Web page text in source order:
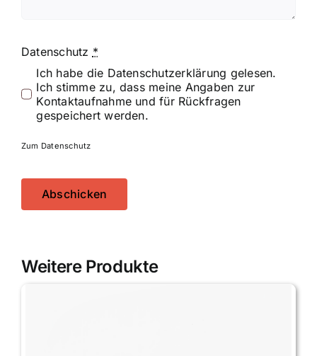
Datenschutz *
Ich habe die Datenschutzerklärung gelesen.
Ich stimme zu, dass meine Angaben zur
Kontaktaufnahme und für Rückfragen
gespeichert werden.
Zum Datenschutz
Abschicken
Weitere Produkte